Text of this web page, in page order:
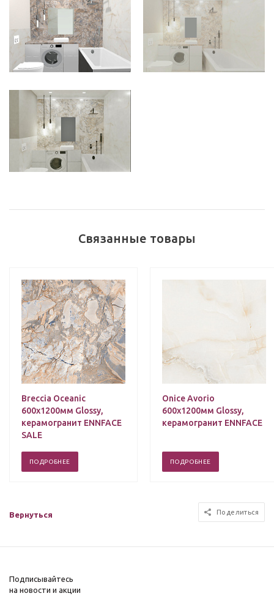
Связанные товары
Breccia Oceanic
600х1200мм Glossy,
керамогранит ENNFACE
SALE
ПОДРОБНЕЕ
Onice Avorio
600х1200мм Glossy,
керамогранит ENNFACE
ПОДРОБНЕЕ
Вернуться Поделиться
Подписывайтесь
на новости и акции